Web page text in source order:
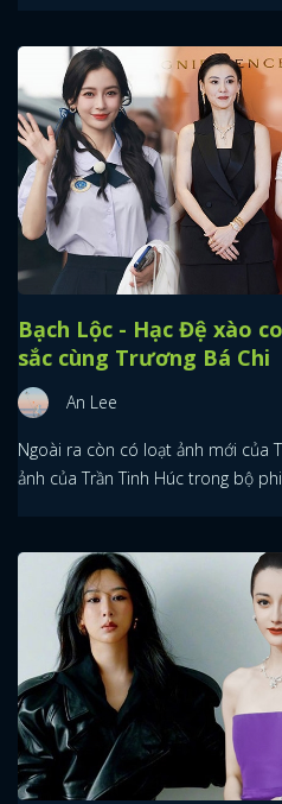
Bạch Lộc - Hạc Đệ xào
sắc cùng Trương Bá Chi
An Lee
Ngoài ra còn có loạt ảnh mới của
ảnh của Trần Tinh Húc trong bộ